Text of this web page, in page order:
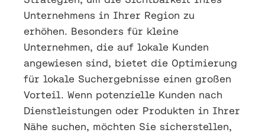
Unternehmens in Ihrer Region zu
erhöhen. Besonders für kleine
Unternehmen, die auf lokale Kunden
angewiesen sind, bietet die Optimierung
für lokale Suchergebnisse einen großen
Vorteil. Wenn potenzielle Kunden nach
Dienstleistungen oder Produkten in Ihrer
Nähe suchen, möchten Sie sicherstellen,